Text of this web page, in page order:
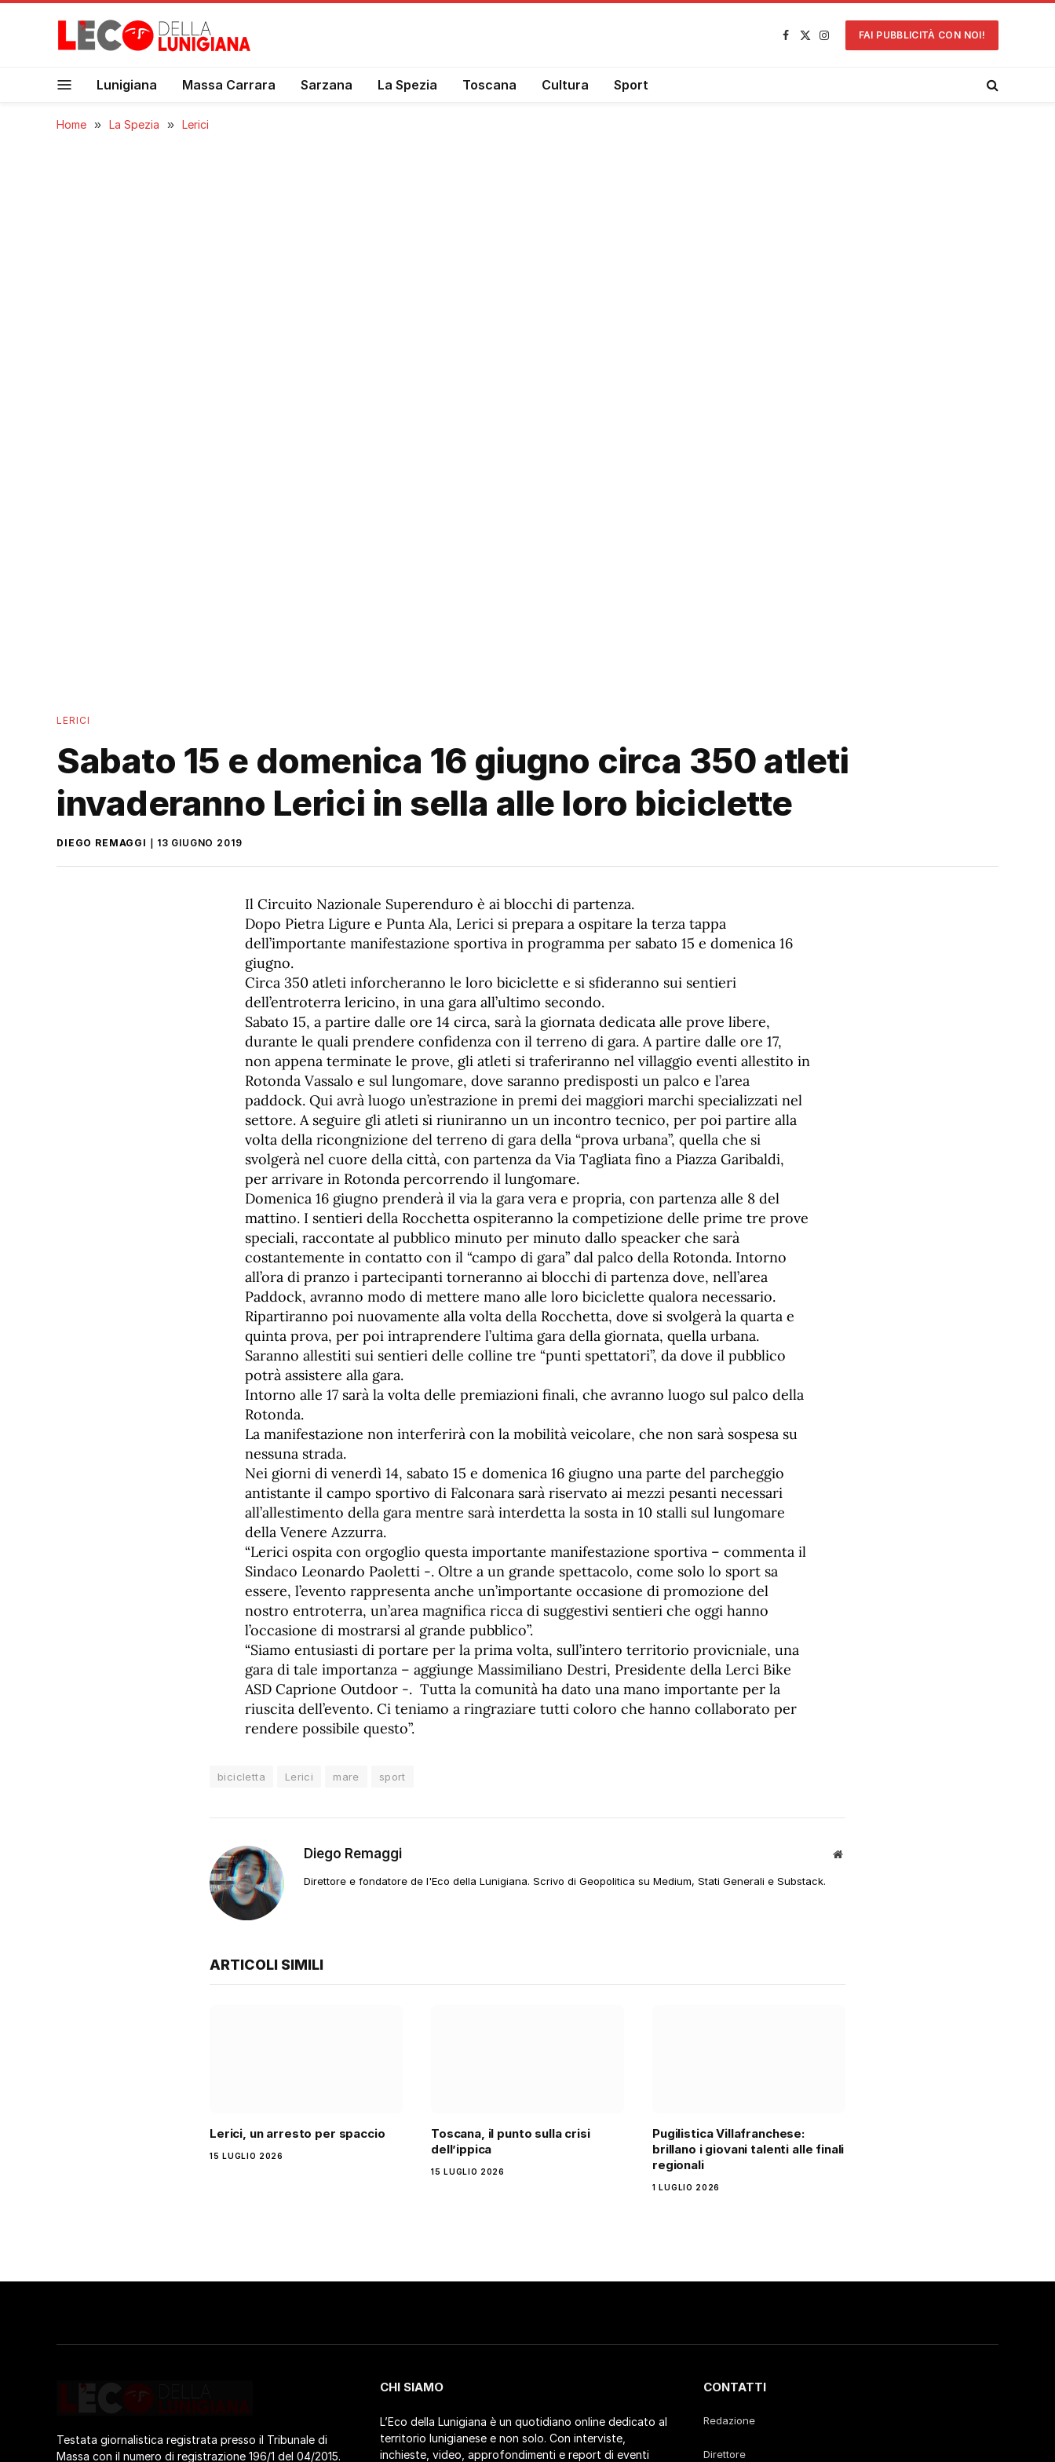
Facebook
X
Instagram
FAI PUBBLICITÀ CON NOI!
Lunigiana Massa Carrara Sarzana La Spezia Toscana Cultura Sport
Home » La Spezia » Lerici
LERICI
Sabato 15 e domenica 16 giugno circa 350 atleti
invaderanno Lerici in sella alle loro biciclette
DIEGO REMAGGI 13 GIUGNO 2019
Il Circuito Nazionale Superenduro è ai blocchi di partenza.
Dopo Pietra Ligure e Punta Ala, Lerici si prepara a ospitare la terza tappa
dell’importante manifestazione sportiva in programma per sabato 15 e domenica 16
giugno.
Circa 350 atleti inforcheranno le loro biciclette e si sfideranno sui sentieri
dell’entroterra lericino, in una gara all’ultimo secondo.
Sabato 15, a partire dalle ore 14 circa, sarà la giornata dedicata alle prove libere,
durante le quali prendere confidenza con il terreno di gara. A partire dalle ore 17,
non appena terminate le prove, gli atleti si traferiranno nel villaggio eventi allestito in
Rotonda Vassalo e sul lungomare, dove saranno predisposti un palco e l’area
paddock. Qui avrà luogo un’estrazione in premi dei maggiori marchi specializzati nel
settore. A seguire gli atleti si riuniranno un un incontro tecnico, per poi partire alla
volta della ricongnizione del terreno di gara della “prova urbana”, quella che si
svolgerà nel cuore della città, con partenza da Via Tagliata fino a Piazza Garibaldi,
per arrivare in Rotonda percorrendo il lungomare.
Domenica 16 giugno prenderà il via la gara vera e propria, con partenza alle 8 del
mattino. I sentieri della Rocchetta ospiteranno la competizione delle prime tre prove
speciali, raccontate al pubblico minuto per minuto dallo speacker che sarà
costantemente in contatto con il “campo di gara” dal palco della Rotonda. Intorno
all’ora di pranzo i partecipanti torneranno ai blocchi di partenza dove, nell’area
Paddock, avranno modo di mettere mano alle loro biciclette qualora necessario.
Ripartiranno poi nuovamente alla volta della Rocchetta, dove si svolgerà la quarta e
quinta prova, per poi intraprendere l’ultima gara della giornata, quella urbana.
Saranno allestiti sui sentieri delle colline tre “punti spettatori”, da dove il pubblico
potrà assistere alla gara.
Intorno alle 17 sarà la volta delle premiazioni finali, che avranno luogo sul palco della
Rotonda.
La manifestazione non interferirà con la mobilità veicolare, che non sarà sospesa su
nessuna strada.
Nei giorni di venerdì 14, sabato 15 e domenica 16 giugno una parte del parcheggio
antistante il campo sportivo di Falconara sarà riservato ai mezzi pesanti necessari
all’allestimento della gara mentre sarà interdetta la sosta in 10 stalli sul lungomare
della Venere Azzurra.
“Lerici ospita con orgoglio questa importante manifestazione sportiva – commenta il
Sindaco Leonardo Paoletti -. Oltre a un grande spettacolo, come solo lo sport sa
essere, l’evento rappresenta anche un’importante occasione di promozione del
nostro entroterra, un’area magnifica ricca di suggestivi sentieri che oggi hanno
l’occasione di mostrarsi al grande pubblico”.
“Siamo entusiasti di portare per la prima volta, sull’intero territorio provicniale, una
gara di tale importanza – aggiunge Massimiliano Destri, Presidente della Lerci Bike
ASD Caprione Outdoor -. Tutta la comunità ha dato una mano importante per la
riuscita dell’evento. Ci teniamo a ringraziare tutti coloro che hanno collaborato per
rendere possibile questo”.
bicicletta Lerici mare sport
Diego Remaggi
Sito
Direttore e fondatore de l'Eco della Lunigiana. Scrivo di Geopolitica su Medium, Stati Generali e Substack.
ARTICOLI SIMILI
Lerici, un arresto per spaccio
15 LUGLIO 2026
Toscana, il punto sulla crisi
dell’ippica
15 LUGLIO 2026
Pugilistica Villafranchese:
brillano i giovani talenti alle finali
regionali
1 LUGLIO 2026
Testata giornalistica registrata presso il Tribunale di
Massa con il numero di registrazione 196/1 del 04/2015.
CHI SIAMO
L’Eco della Lunigiana è un quotidiano online dedicato al
territorio lunigianese e non solo. Con interviste,
inchieste, video, approfondimenti e report di eventi
CONTATTI
Redazione
Direttore